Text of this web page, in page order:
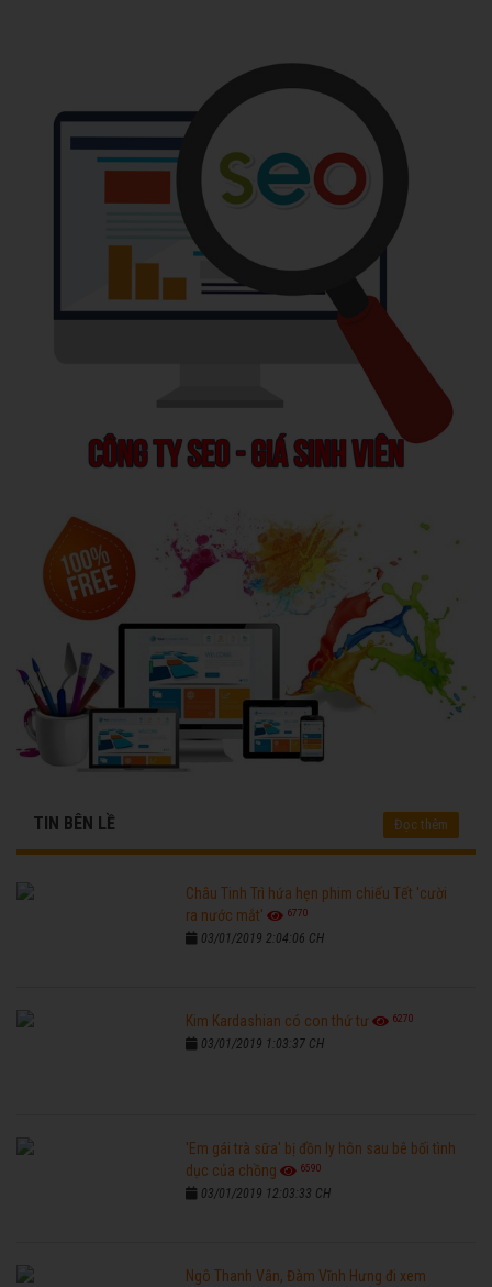
TIN BÊN LỀ Đọc thêm
Châu Tinh Trì hứa hẹn phim chiếu Tết 'cười
ra nước mắt'
6770
03/01/2019 2:04:06 CH
Kim Kardashian có con thứ tư 6270
03/01/2019 1:03:37 CH
'Em gái trà sữa' bị đồn ly hôn sau bê bối tình
dục của chồng
6590
03/01/2019 12:03:33 CH
Ngô Thanh Vân, Đàm Vĩnh Hưng đi xem